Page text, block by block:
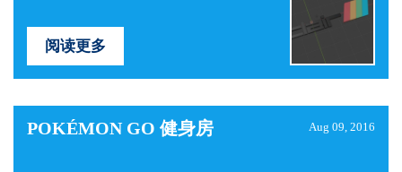
阅读更多
POKÉMON GO 健身房 Aug 09, 2016